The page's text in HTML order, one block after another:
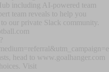
including AI-powered team
team reveals to help you
our private Slack community.
head to www.goalhanger.com
Visit